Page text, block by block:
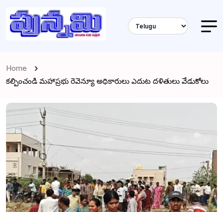
Home
కల్పించండి మహాప్రభు రెవెన్యూ అధికారులు ఎదుట దళితులు వేడుకోలు